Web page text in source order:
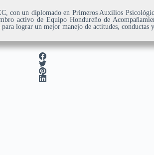
con un diplomado en Primeros Auxilios
activo de Equipo Hondureño de
lograr un mejor manejo de actitudes, conductas